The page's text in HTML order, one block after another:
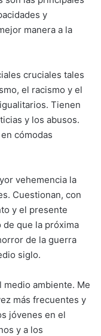
y
manera a la
cruciales tales
el racismo y el
Tienen
y los abusos.
cómodas
vehemencia la
Cuestionan, con
y el presente
que la próxima
de la guerra
siglo.
medio ambiente. Me
más frecuentes y
jóvenes en el
y a los